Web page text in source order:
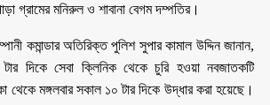
গ্রামের মনিরুল ও শাবানা বেগম দম্পতির।
কমান্ডার অতিরিক্ত পুলিশ সুপার কামাল উদ্দিন জানান,
দিকে সেবা ক্লিনিক থেকে চুরি হওয়া নবজাতকটি
থেকে মঙ্গলবার সকাল ১০ টার দিকে উদ্ধার করা হয়েছে।